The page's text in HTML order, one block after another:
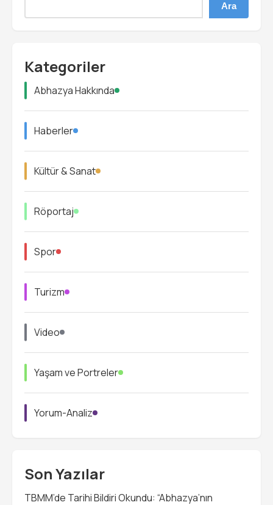
Ara
Kategoriler
Abhazya Hakkında
Haberler
Kültür & Sanat
Röportaj
Spor
Turizm
Video
Yaşam ve Portreler
Yorum-Analiz
Son Yazılar
TBMM’de Tarihi Bildiri Okundu: “Abhazya’nın